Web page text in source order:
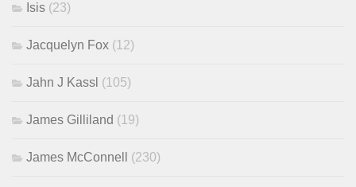
Isis (23)
Jacquelyn Fox (12)
Jahn J Kassl (105)
James Gilliland (19)
James McConnell (230)